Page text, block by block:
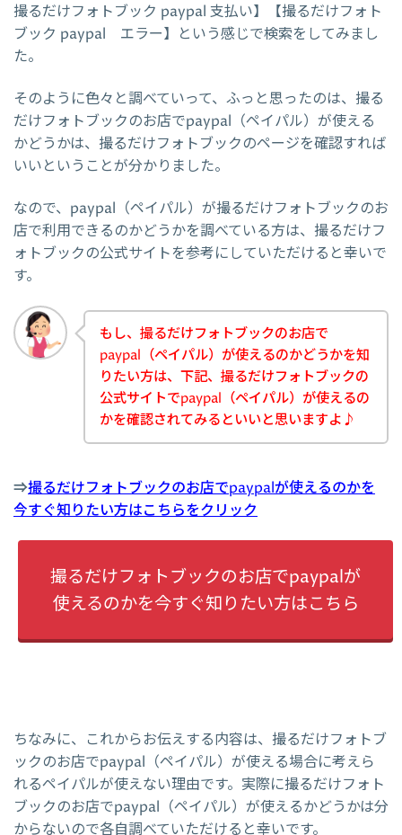
撮るだけフォトブック paypal 支払い】【撮るだけフォト
ブック paypal エラー】という感じで検索をしてみまし
た。
そのように色々と調べていって、ふっと思ったのは、撮る
だけフォトブックのお店でpaypal（ペイパル）が使える
かどうかは、撮るだけフォトブックのページを確認すれば
いいということが分かりました。
なので、paypal（ペイパル）が撮るだけフォトブックのお
店で利用できるのかどうかを調べている方は、撮るだけフ
ォトブックの公式サイトを参考にしていただけると幸いで
す。
もし、撮るだけフォトブックのお店で
paypal（ペイパル）が使えるのかどうかを知
りたい方は、下記、撮るだけフォトブックの
公式サイトでpaypal（ペイパル）が使えるの
かを確認されてみるといいと思いますよ♪
⇒撮るだけフォトブックのお店でpaypalが使えるのかを
今すぐ知りたい方はこちらをクリック
撮るだけフォトブックのお店でpaypalが
使えるのかを今すぐ知りたい方はこちら
ちなみに、これからお伝えする内容は、撮るだけフォトブ
ックのお店でpaypal（ペイパル）が使える場合に考えら
れるペイパルが使えない理由です。実際に撮るだけフォト
ブックのお店でpaypal（ペイパル）が使えるかどうかは分
からないので各自調べていただけると幸いです。